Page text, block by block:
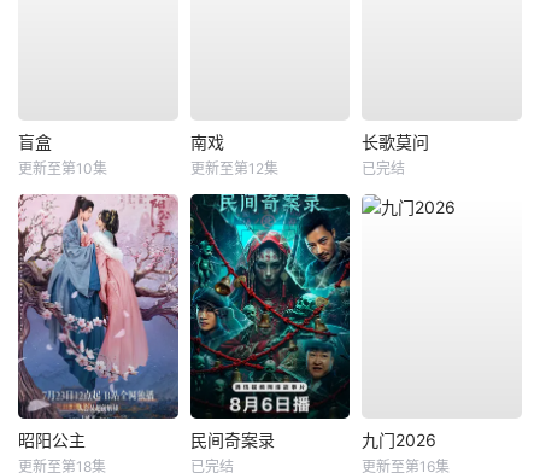
盲盒
更新至第10集
南戏
更新至第12集
长歌莫问
已完结
昭阳公主
更新至第18集
民间奇案录
已完结
九门2026
更新至第16集